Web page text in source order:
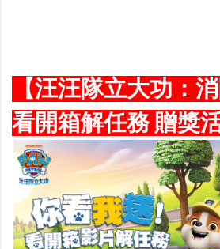
【汪汪隊立大功：
看開箱解任務 贈獎